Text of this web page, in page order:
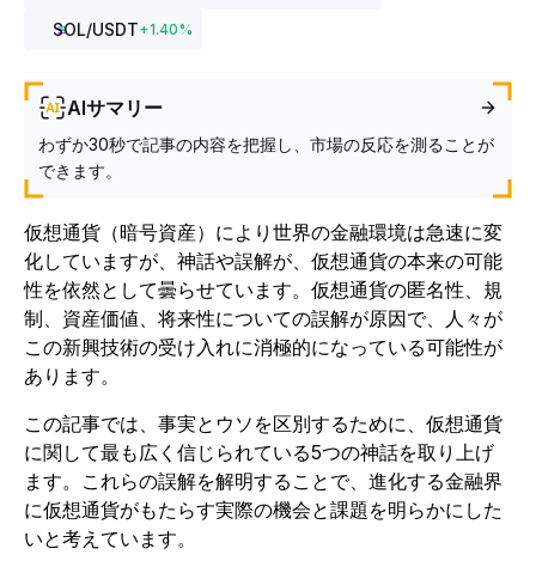
SOL/USDT+1.40%
AIサマリー
わずか30秒で記事の内容を把握し、市場の反応を測ることが
できます。
仮想通貨（暗号資産）により世界の金融環境は急速に変
化していますが、神話や誤解が、仮想通貨の本来の可能
性を依然として曇らせています。仮想通貨の匿名性、規
制、資産価値、将来性についての誤解が原因で、人々が
この新興技術の受け入れに消極的になっている可能性が
あります。
この記事では、事実とウソを区別するために、仮想通貨
に関して最も広く信じられている5つの神話を取り上げ
ます。これらの誤解を解明することで、進化する金融界
に仮想通貨がもたらす実際の機会と課題を明らかにした
いと考えています。